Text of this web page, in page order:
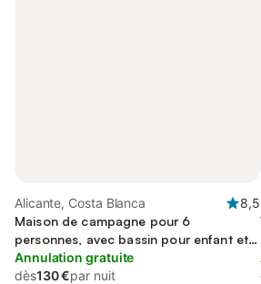
Alicante, Costa Blanca
8,5
Maison de campagne pour 6
personnes, avec bassin pour enfant et
jardin
Annulation gratuite
dès130 €par nuit